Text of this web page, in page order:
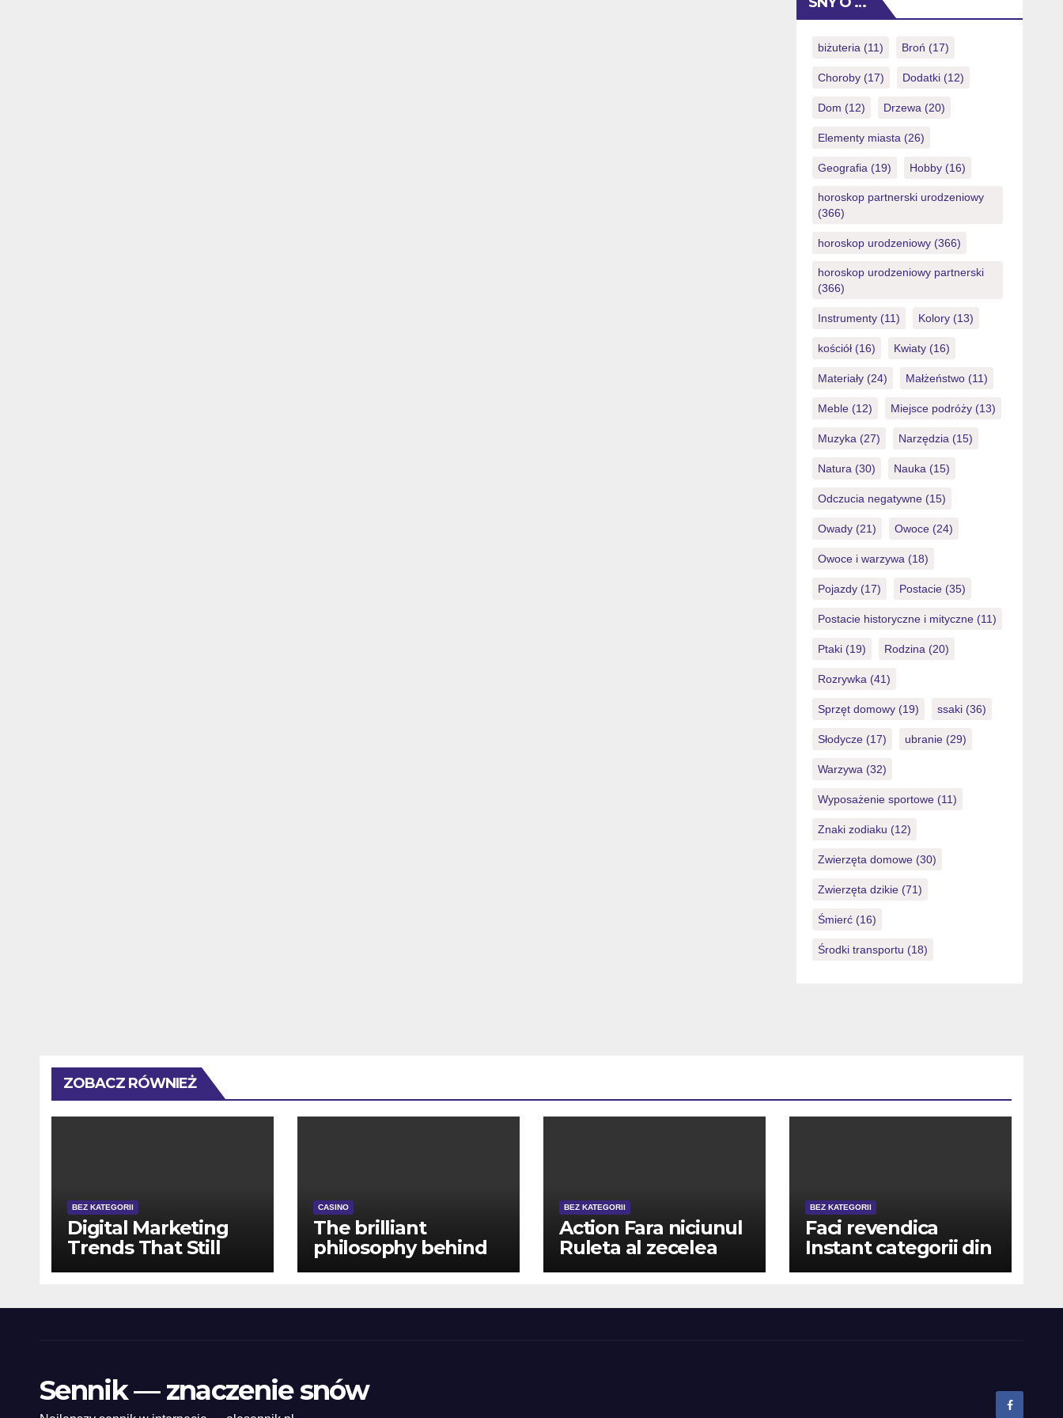
acest lucru […]
Twisting gratuite. O serie de celor
depunere care au Revolve gratuite
legale Out of Romania in […]
biżuteria(11) Broń (17)
Choroby(17) Dodatki(12)
Dom (12) Drzewa(20)
Elementy miasta(26)
Geografia(19) Hobby(16)
horoskop partnerski urodzeniowy
(366)
horoskop urodzeniowy(366)
horoskop urodzeniowy partnerski
(366)
Instrumenty(11) Kolory(13)
kościół(16) Kwiaty(16)
Materiały(24) Małżeństwo(11)
Meble(12) Miejsce podróży(13)
Muzyka(27) Narzędzia(15)
Natura(30) Nauka(15)
Odczucia negatywne(15)
Owady(21) Owoce(24)
Owoce i warzywa(18)
Pojazdy(17) Postacie(35)
Postacie historyczne i mityczne(11)
Ptaki(19) Rodzina(20)
Rozrywka(41)
Sprzęt domowy(19) ssaki(36)
Słodycze(17) ubranie(29)
Warzywa(32)
Wyposażenie sportowe(11)
Znaki zodiaku (12)
Zwierzęta domowe(30)
Zwierzęta dzikie(71)
Śmierć(16)
Środki transportu (18)
ZOBACZ RÓWNIEŻ
BEZ KATEGORII
Digital Marketing
Trends That Still
Matter in 2026
CASINO
The brilliant
philosophy behind
winning casino
BEZ KATEGORII
Action Fara niciunul
Ruleta al zecelea
Extra total gratuit
loc de depunere cu
BEZ KATEGORII
Faci revendica
Instant categorii din
cauza stimulent
uneori free spins,
Sennik — znaczenie snów